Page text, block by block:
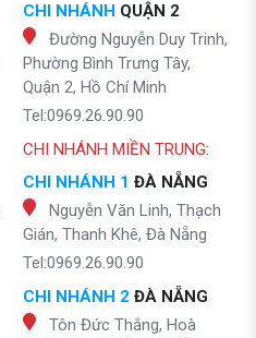
CHI NHÁNH QUẬN 2
Đường Nguyễn Duy Trinh,
Phường Bình Trưng Tây,
Quận 2, Hồ Chí Minh
Tel:0969.26.90.90
CHI NHÁNH MIỀN TRUNG:
CHI NHÁNH 1 ĐÀ NẴNG
Nguyễn Văn Linh, Thạch
Gián, Thanh Khê, Đà Nẵng
Tel:0969.26.90.90
CHI NHÁNH 2 ĐÀ NẴNG
Tôn Đức Thắng, Hoà